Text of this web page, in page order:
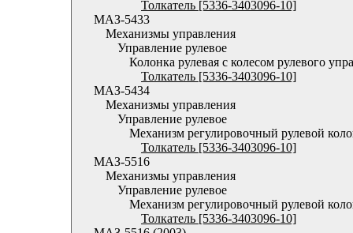
Толкатель [5336-3403096-10]
МАЗ-5433
Механизмы управления
Управление рулевое
Колонка рулевая с колесом рулевого
Толкатель [5336-3403096-10]
МАЗ-5434
Механизмы управления
Управление рулевое
Механизм регулировочный рулевой
Толкатель [5336-3403096-10]
МАЗ-5516
Механизмы управления
Управление рулевое
Механизм регулировочный рулевой
Толкатель [5336-3403096-10]